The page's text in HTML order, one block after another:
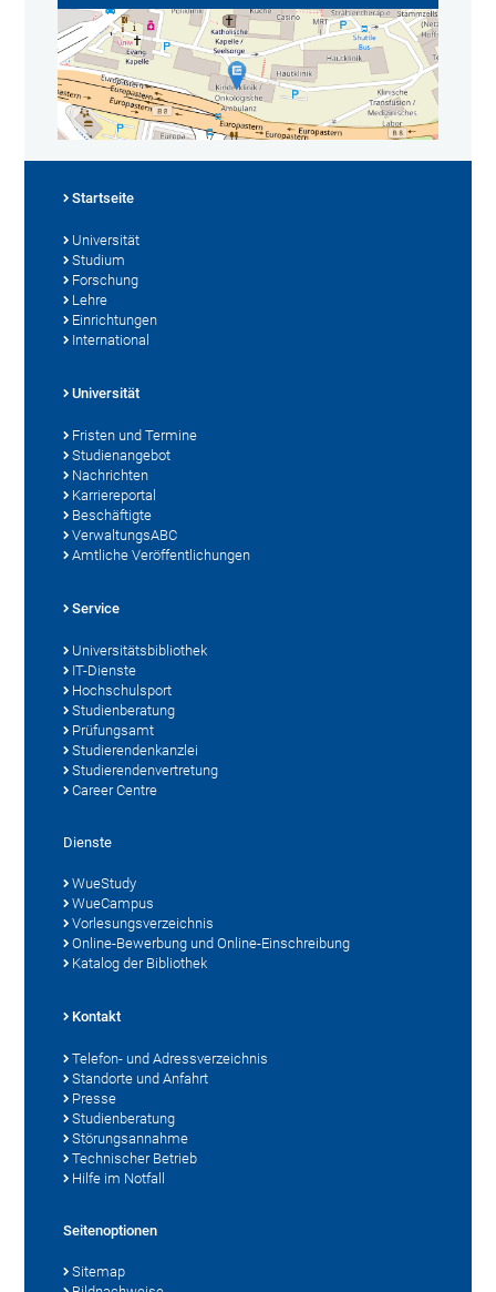
Startseite
Universität
Studium
Forschung
Lehre
Einrichtungen
International
Universität
Fristen und Termine
Studienangebot
Nachrichten
Karriereportal
Beschäftigte
VerwaltungsABC
Amtliche Veröffentlichungen
Service
Universitätsbibliothek
IT-Dienste
Hochschulsport
Studienberatung
Prüfungsamt
Studierendenkanzlei
Studierendenvertretung
Career Centre
Dienste
WueStudy
WueCampus
Vorlesungsverzeichnis
Online-Bewerbung und Online-Einschreibung
Katalog der Bibliothek
Kontakt
Telefon- und Adressverzeichnis
Standorte und Anfahrt
Presse
Studienberatung
Störungsannahme
Technischer Betrieb
Hilfe im Notfall
Seitenoptionen
Sitemap